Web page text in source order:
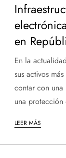
en
En la
sus activos
contar con una
una
LEER MÁS